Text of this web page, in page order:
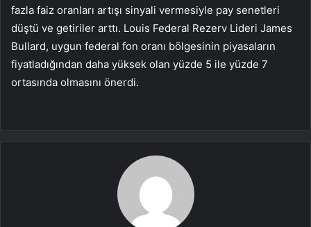
fazla faiz oranları artışı sinyali vermesiyle pay senetleri
düştü ve getiriler arttı. Louis Federal Rezerv Lideri James
Bullard, uygun federal fon oranı bölgesinin piyasaların
fiyatladığından daha yüksek olan yüzde 5 ile yüzde 7
ortasında olmasını önerdi.